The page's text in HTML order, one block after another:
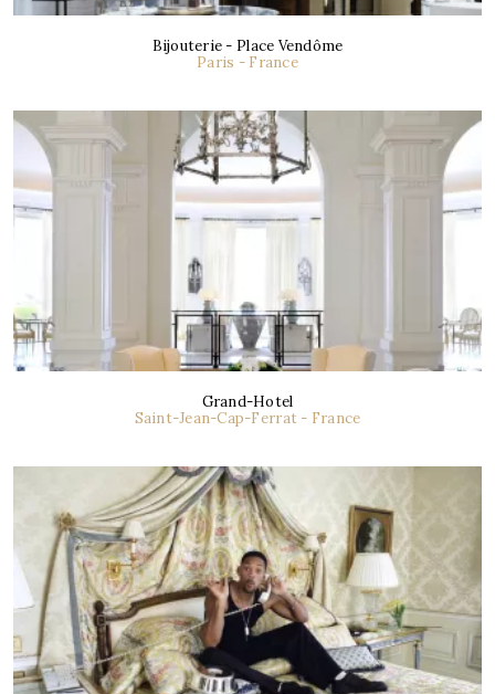
Bijouterie - Place Vendôme
Paris - France
Grand-Hotel
Saint-Jean-Cap-Ferrat - France